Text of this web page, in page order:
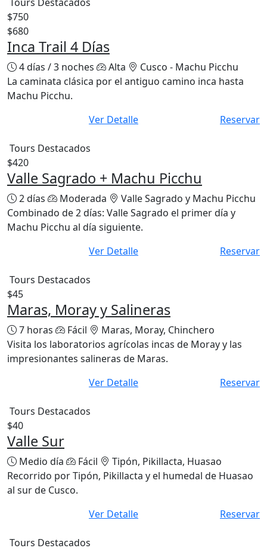
Tours Destacados
$750
$680
Inca Trail 4 Días
4 días / 3 noches Alta
Cusco - Machu Picchu
La caminata clásica por el antiguo camino inca hasta
Machu Picchu.
Ver Detalle
Reservar
$420
Valle Sagrado + Machu Picchu
2 días Moderada
Valle Sagrado y Machu Picchu
Combinado de 2 días: Valle Sagrado el primer día y
Machu Picchu al día siguiente.
Ver Detalle
Reservar
$45
Maras, Moray y Salineras
7 horas Fácil
Maras, Moray, Chinchero
Visita los laboratorios agrícolas incas de Moray y las
impresionantes salineras de Maras.
Ver Detalle
Reservar
$40
Valle Sur
Medio día Fácil
Tipón, Pikillacta, Huasao
Recorrido por Tipón, Pikillacta y el humedal de Huasao
Ver Detalle
Reservar